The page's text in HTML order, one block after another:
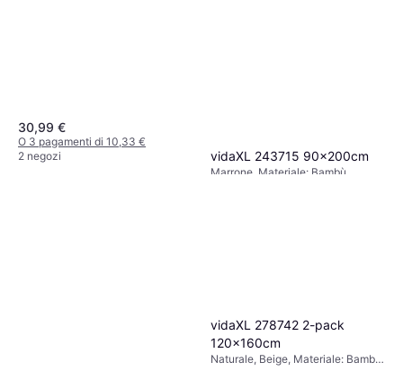
30,99 €
O 3 pagamenti di 10,33 €
2 negozi
vidaXL 243715 90x200cm
Marrone, Materiale: Bambù
vidaXL 278742 2-pack
120x160cm
Naturale, Beige, Materiale: Bambù,